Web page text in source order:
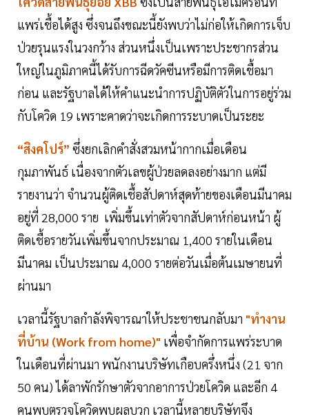
แพร่เชื้อได้สูง ซึ่งจนถึงขณะนี้ยังพบว่าไม่ก่อให้เกิดการเจ็บ
ป่วยรุนแรงในวงกว้าง ส่วนหนึ่งเป็นเพราะประชากรส่วน
ใหญ่ในภูมิภาคนี้ได้รับการฉีดวัคซีนหรือมีการติดเชื้อมา
ก่อน และรัฐบาลได้ให้คำแนะนำการปฏิบัติตัวในการอยู่ร่วม
กับโควิด 19 เพราะคาดว่าจะเกิดการระบาดเป็นระยะ
“สิงคโปร์” ซึ่งยกเลิกคำสั่งสวมหน้ากากเมื่อเดือน
กุมภาพันธ์ เนื่องจากตัวเลขผู้ป่วยลดลงอย่างมาก แต่มี
รายงานว่า จำนวนผู้ติดเชื้อสัปดาห์สุดท้ายของเดือนมีนาคม
อยู่ที่ 28,000 ราย เพิ่มขึ้นเท่าตัวจากสัปดาห์ก่อนหน้า ผู้
ติดเชื้อรายวันเพิ่มขึ้นจากประมาณ 1,400 รายในเดือน
มีนาคม เป็นประมาณ 4,000 รายต่อวันเมื่อต้นเมษายนที่
ผ่านมา
เวลานี้รัฐบาลกำลังพิจารณาให้ประชาชนกลับมา "ทำงาน
ที่บ้าน (Work from home)" เพื่อจำกัดการแพร่ระบาด
ในเดือนที่ผ่านมา พนักงานบริษัทเกือบครึ่งหนึ่ง (21 จาก
50 คน) ได้ลาพักรักษาตัวจากอาการป่วยโควิด และอีก 4
คนพบตรวจโควิดพบผลบวก เวลานี้หลายบริษัทจึง